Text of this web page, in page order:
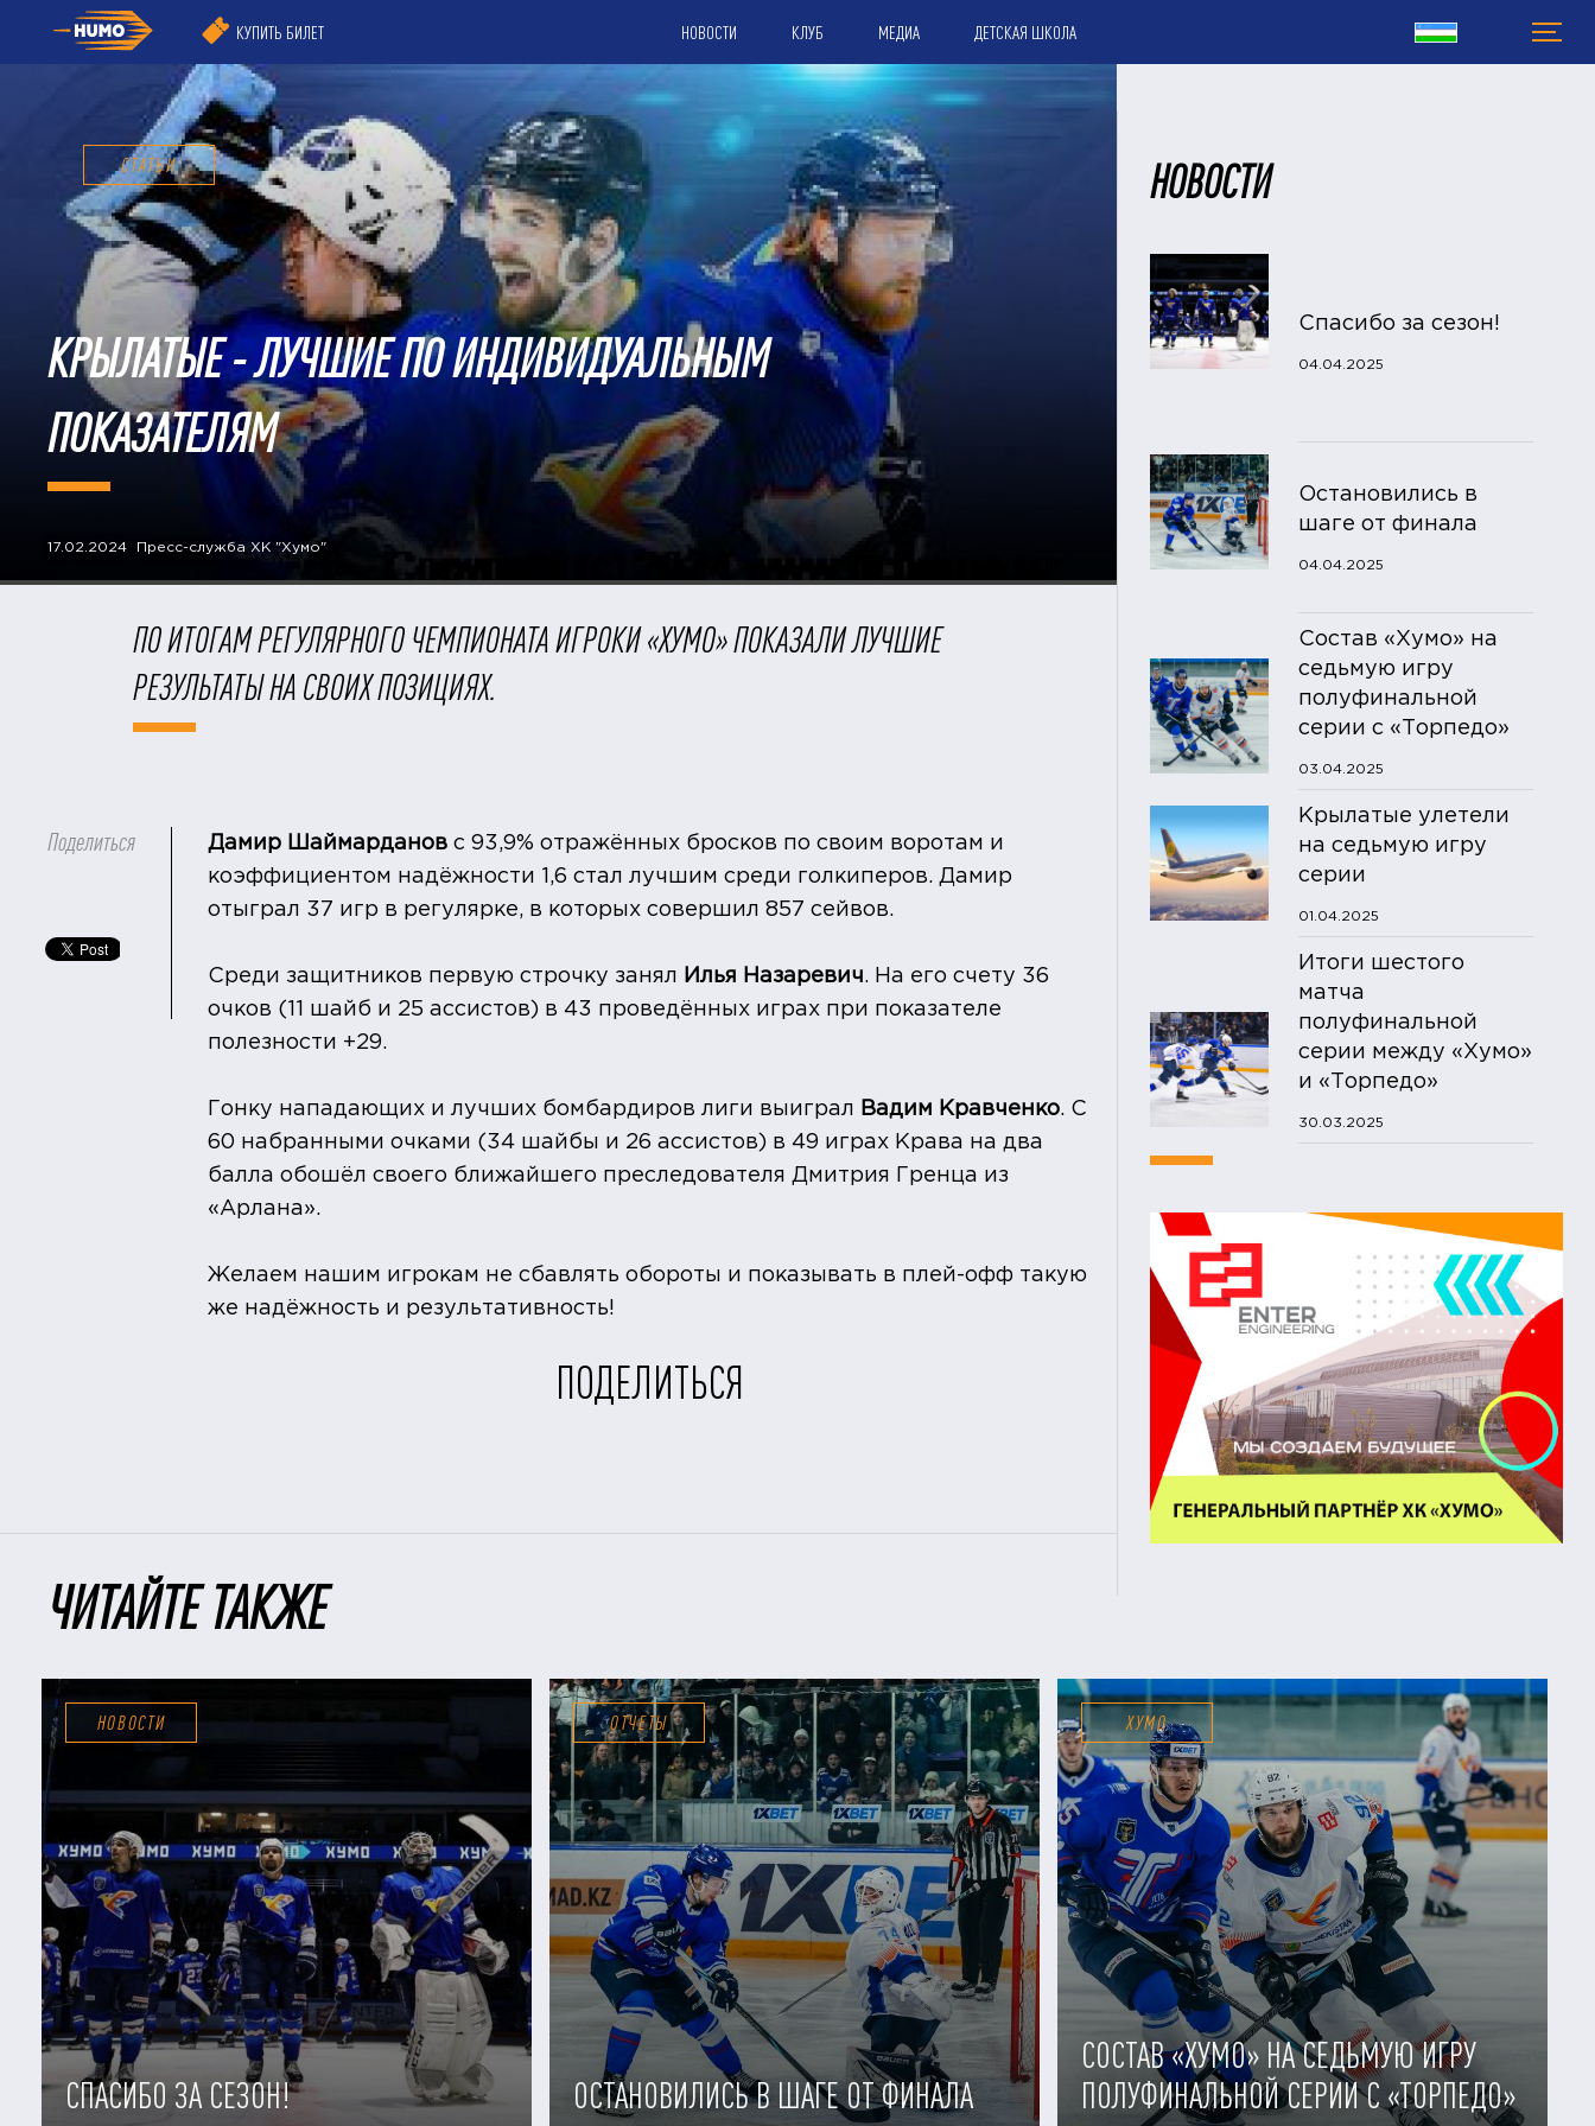
КУПИТЬ БИЛЕТ НОВОСТИ КЛУБ МЕДИА ДЕТСКАЯ ШКОЛА
СТАТЬИ
​КРЫЛАТЫЕ - ЛУЧШИЕ ПО ИНДИВИДУАЛЬНЫМ
ПОКАЗАТЕЛЯМ
17.02.2024 Пресс-служба ХК "Хумо"
ПО ИТОГАМ РЕГУЛЯРНОГО ЧЕМПИОНАТА ИГРОКИ «ХУМО» ПОКАЗАЛИ ЛУЧШИЕ
РЕЗУЛЬТАТЫ НА СВОИХ ПОЗИЦИЯХ.
Поделиться Дамир Шаймарданов с 93,9% отражённых бросков по своим воротам и
коэффициентом надёжности 1,6 стал лучшим среди голкиперов. Дамир
отыграл 37 игр в регулярке, в которых совершил 857 сейвов.
Среди защитников первую строчку занял Илья Назаревич. На его счету 36
очков (11 шайб и 25 ассистов) в 43 проведённых играх при показателе
полезности +29.
Гонку нападающих и лучших бомбардиров лиги выиграл Вадим Кравченко. С
60 набранными очками (34 шайбы и 26 ассистов) в 49 играх Крава на два
балла обошёл своего ближайшего преследователя Дмитрия Гренца из
«Арлана».
Желаем нашим игрокам не сбавлять обороты и показывать в плей-офф такую
же надёжность и результативность!
ПОДЕЛИТЬСЯ
НОВОСТИ
Спасибо за сезон!
04.04.2025
Остановились в
шаге от финала
04.04.2025
Состав «Хумо» на
седьмую игру
полуфинальной
серии с «Торпедо»
03.04.2025
Крылатые улетели
на седьмую игру
серии
01.04.2025
Итоги шестого
матча
полуфинальной
серии между «Хумо»
и «Торпедо»
30.03.2025
ЧИТАЙТЕ ТАКЖЕ
НОВОСТИ
СПАСИБО ЗА СЕЗОН!
ОТЧЕТЫ
ОСТАНОВИЛИСЬ В ШАГЕ ОТ ФИНАЛА
ХУМО
СОСТАВ «ХУМО» НА СЕДЬМУЮ ИГРУ
ПОЛУФИНАЛЬНОЙ СЕРИИ С «ТОРПЕДО»